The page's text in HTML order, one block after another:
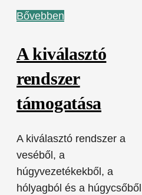
Bővebben
A kiválasztó
rendszer
támogatása
A kiválasztó rendszer a
veséből, a
húgyvezetékekből, a
hólyagból és a húgycsőből